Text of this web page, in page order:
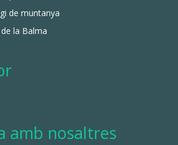
de muntanya
la Balma
amb nosaltres